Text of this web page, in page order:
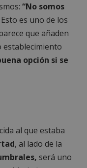
“No somos
Esto es uno de los
que añaden
establecimiento
opción si se
al que estaba
, al lado de la
será uno